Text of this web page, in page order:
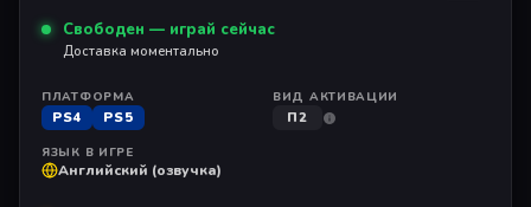
Свободен — играй сейчас
Доставка моментально
ПЛАТФОРМА
PS4 PS5
ВИД АКТИВАЦИИ
П2
ЯЗЫК В ИГРЕ
Английский (озвучка)